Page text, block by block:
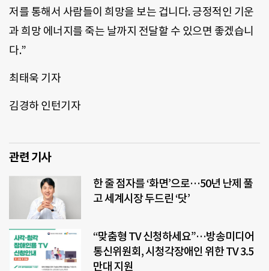
저를 통해서 사람들이 희망을 보는 겁니다. 긍정적인 기운
과 희망 에너지를 죽는 날까지 전달할 수 있으면 좋겠습니
다.”
최태욱 기자
김경하 인턴기자
관련 기사
한 줄 점자를 ‘화면’으로…50년 난제 풀
고 세계시장 두드린 ‘닷’
“맞춤형 TV 신청하세요”…방송미디어
통신위원회, 시청각장애인 위한 TV 3.5
만대 지원